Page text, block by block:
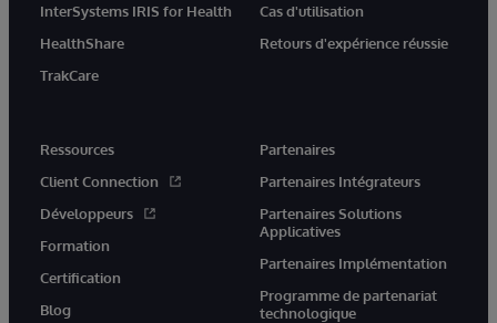
InterSystems IRIS for Health
HealthShare
TrakCare
Cas d'utilisation
Retours d'expérience réussie
Ressources
Client Connection
Développeurs
Formation
Certification
Blog
Partenaires
Partenaires Intégrateurs
Partenaires Solutions
Applicatives
Partenaires Implémentation
Programme de partenariat
technologique